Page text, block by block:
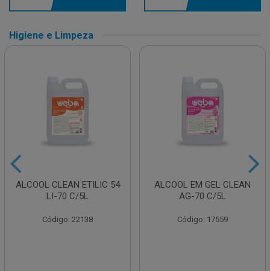
Higiene e Limpeza
ALCOOL CLEAN ETILIC 54
LI-70 C/5L
Código: 22138
ALCOOL EM GEL CLEAN
AG-70 C/5L
Código: 17559